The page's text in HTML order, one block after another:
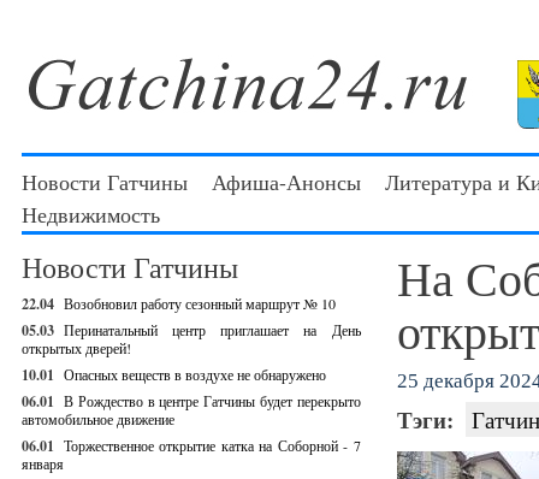
Новости Гатчины Афиша-Анонсы
Литература и
Недвижимость
Новости Гатчины
22.04 Возобновил работу сезонный маршрут № 10
05.03 Перинатальный центр приглашает на День
открытых дверей!
10.01 Опасных веществ в воздухе не обнаружено
06.01 В Рождество в центре Гатчины будет перекрыто
автомобильное движение
06.01 Торжественное открытие катка на Соборной - 7
января
На
25 декабря
Тэги: